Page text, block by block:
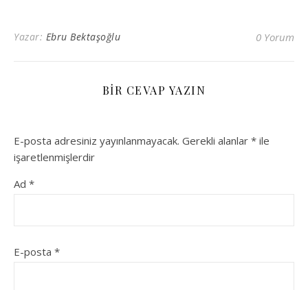
Yazar: Ebru Bektaşoğlu 0 Yorum
BIR CEVAP YAZIN
E-posta adresiniz yayınlanmayacak. Gerekli alanlar * ile
işaretlenmişlerdir
Ad *
E-posta *